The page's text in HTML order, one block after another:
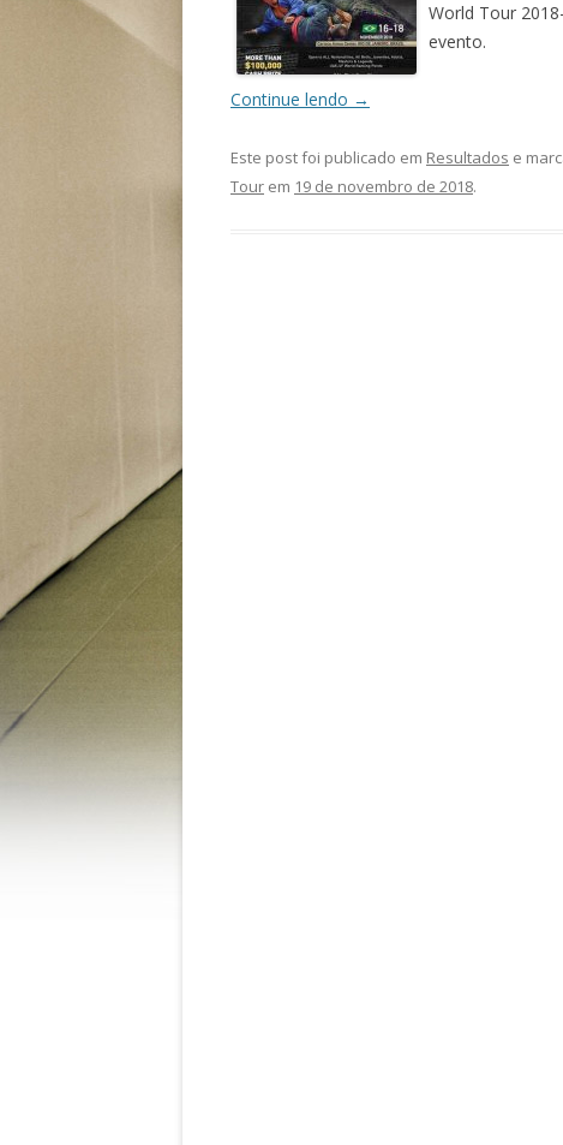
World Tour
evento.
Continue lendo →
Este post foi publicado em Resultados e
Tour em 19 de novembro de 2018.